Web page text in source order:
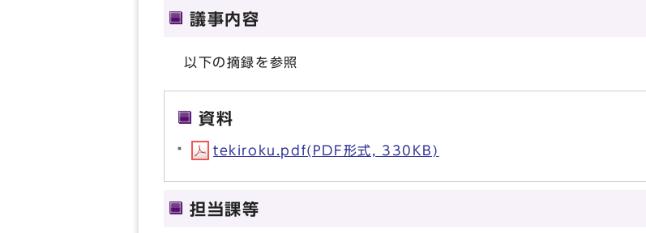
議事内容
以下の摘録を参照
資料
tekiroku.pdf(PDF形式, 330KB)
担当課等